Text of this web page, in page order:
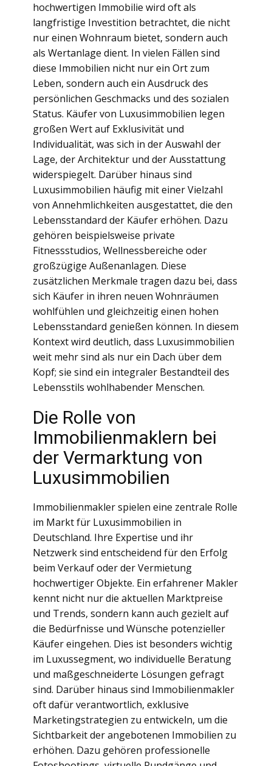
hochwertigen Immobilie wird oft als
langfristige Investition betrachtet, die nicht
nur einen Wohnraum bietet, sondern auch
als Wertanlage dient. In vielen Fällen sind
diese Immobilien nicht nur ein Ort zum
Leben, sondern auch ein Ausdruck des
persönlichen Geschmacks und des sozialen
Status. Käufer von Luxusimmobilien legen
großen Wert auf Exklusivität und
Individualität, was sich in der Auswahl der
Lage, der Architektur und der Ausstattung
widerspiegelt. Darüber hinaus sind
Luxusimmobilien häufig mit einer Vielzahl
von Annehmlichkeiten ausgestattet, die den
Lebensstandard der Käufer erhöhen. Dazu
gehören beispielsweise private
Fitnessstudios, Wellnessbereiche oder
großzügige Außenanlagen. Diese
zusätzlichen Merkmale tragen dazu bei, dass
sich Käufer in ihren neuen Wohnräumen
wohlfühlen und gleichzeitig einen hohen
Lebensstandard genießen können. In diesem
Kontext wird deutlich, dass Luxusimmobilien
weit mehr sind als nur ein Dach über dem
Kopf; sie sind ein integraler Bestandteil des
Lebensstils wohlhabender Menschen.
Die Rolle von
Immobilienmaklern bei
der Vermarktung von
Luxusimmobilien
Immobilienmakler spielen eine zentrale Rolle
im Markt für Luxusimmobilien in
Deutschland. Ihre Expertise und ihr
Netzwerk sind entscheidend für den Erfolg
beim Verkauf oder der Vermietung
hochwertiger Objekte. Ein erfahrener Makler
kennt nicht nur die aktuellen Marktpreise
und Trends, sondern kann auch gezielt auf
die Bedürfnisse und Wünsche potenzieller
Käufer eingehen. Dies ist besonders wichtig
im Luxussegment, wo individuelle Beratung
und maßgeschneiderte Lösungen gefragt
sind. Darüber hinaus sind Immobilienmakler
oft dafür verantwortlich, exklusive
Marketingstrategien zu entwickeln, um die
Sichtbarkeit der angebotenen Immobilien zu
erhöhen. Dazu gehören professionelle